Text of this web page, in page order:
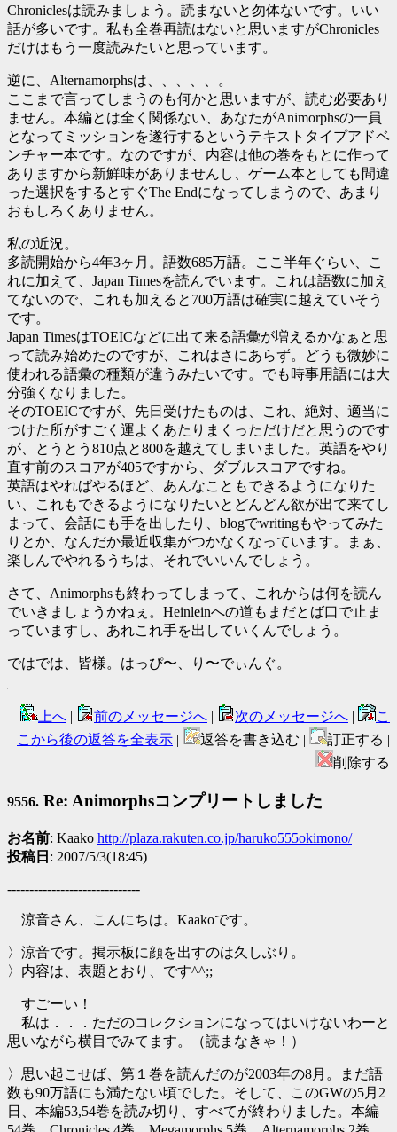
Chroniclesは読みましょう。読まないと勿体ないです。いい
話が多いです。私も全巻再読はないと思いますがChronicles
だけはもう一度読みたいと思っています。
逆に、Alternamorphsは、、、、、。
ここまで言ってしまうのも何かと思いますが、読む必要あり
ません。本編とは全く関係ない、あなたがAnimorphsの一員
となってミッションを遂行するというテキストタイプアドベ
ンチャー本です。なのですが、内容は他の巻をもとに作って
ありますから新鮮味がありませんし、ゲーム本としても間違
った選択をするとすぐThe Endになってしまうので、あまり
おもしろくありません。
私の近況。
多読開始から4年3ヶ月。語数685万語。ここ半年ぐらい、こ
れに加えて、Japan Timesを読んでいます。これは語数に加え
てないので、これも加えると700万語は確実に越えていそう
です。
Japan TimesはTOEICなどに出て来る語彙が増えるかなぁと思
って読み始めたのですが、これはさにあらず。どうも微妙に
使われる語彙の種類が違うみたいです。でも時事用語には大
分強くなりました。
そのTOEICですが、先日受けたものは、これ、絶対、適当に
つけた所がすごく運よくあたりまくっただけだと思うのです
が、とうとう810点と800を越えてしまいました。英語をやり
直す前のスコアが405ですから、ダブルスコアですね。
英語はやればやるほど、あんなこともできるようになりた
い、これもできるようになりたいとどんどん欲が出て来てし
まって、会話にも手を出したり、blogでwritingもやってみた
りとか、なんだか最近収集がつかなくなっています。まぁ、
楽しんでやれるうちは、それでいいんでしょう。
さて、Animorphsも終わってしまって、これからは何を読ん
でいきましょうかねぇ。Heinleinへの道もまだとば口で止ま
っていますし、あれこれ手を出していくんでしょう。
ではでは、皆様。はっぴ〜、り〜でぃんぐ。
上へ | 前のメッセージへ | 次のメッセージへ |
こ
こから後の返答を全表示 | 返答を書き込む |
訂正する |
削除する
9556. Re: Animorphsコンプリートしました
お名前: Kaako http://plaza.rakuten.co.jp/haruko555okimono/
投稿日 : 2007/5/3(18:45)
------------------------------
涼音さん、こんにちは。Kaakoです。
〉涼音です。掲示板に顔を出すのは久しぶり。
〉内容は、表題とおり、です^^;;
すごーい！
私は．．．ただのコレクションになってはいけないわーと
思いながら横目でみてます。（読まなきゃ！）
〉思い起こせば、第１巻を読んだのが2003年の8月。まだ語
数も90万語にも満たない頃でした。そして、このGWの5月2
日、本編53,54巻を読み切り、すべてが終わりました。本編